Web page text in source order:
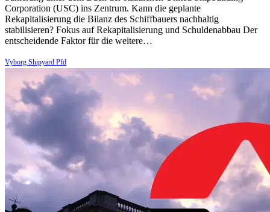
Corporation (USC) ins Zentrum. Kann die geplante
Rekapitalisierung die Bilanz des Schiffbauers nachhaltig
stabilisieren? Fokus auf Rekapitalisierung und Schuldenabbau Der
entscheidende Faktor für die weitere…
Vyborg Shipyard Pfd